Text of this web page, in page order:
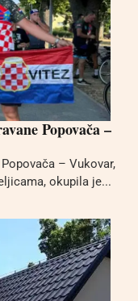
Popovača –
– Vukovar,
okupila je...